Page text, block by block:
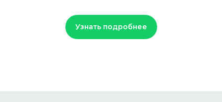
Узнать подробнее